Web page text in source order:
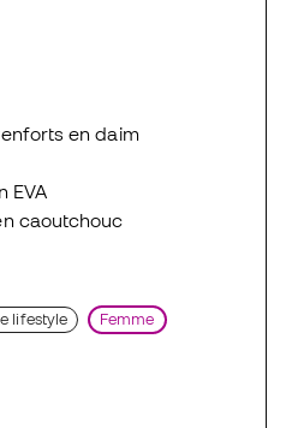
en daim
EVA
caoutchouc
lifestyle Femme